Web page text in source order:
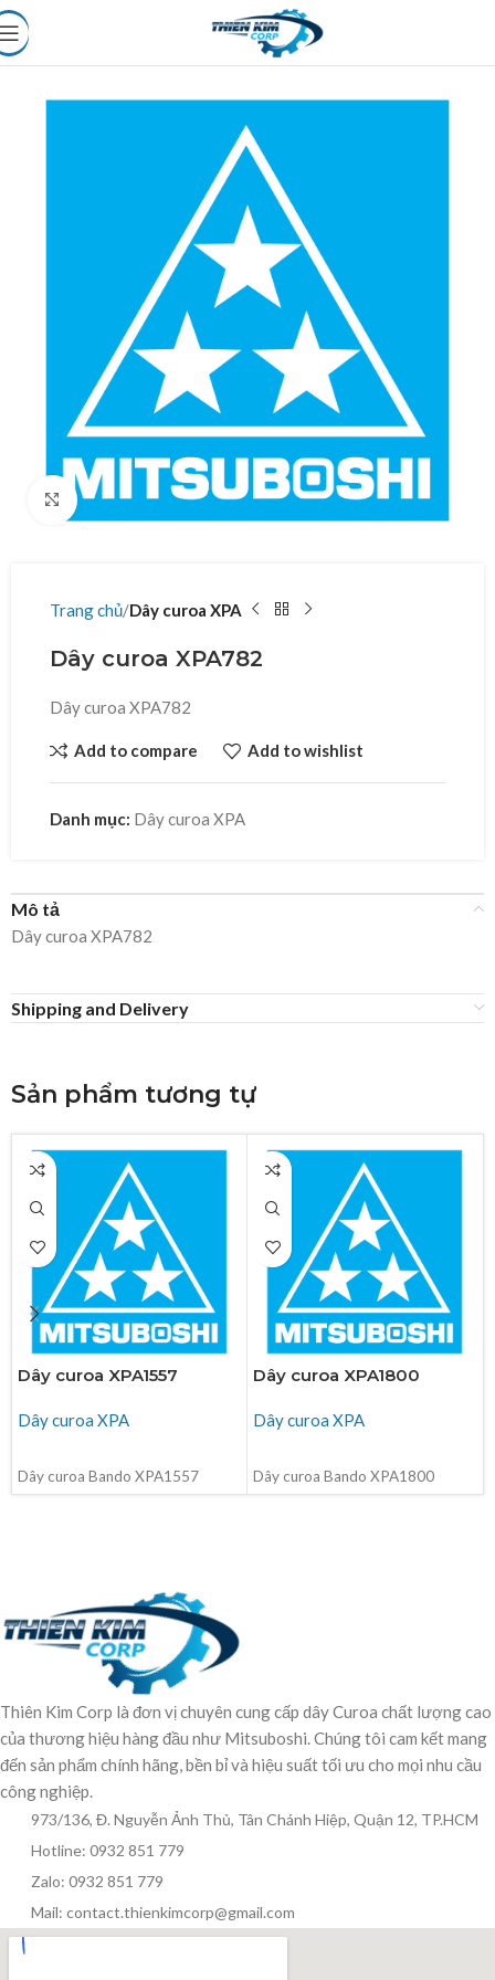
Click to enlarge
Trang chủ Dây curoa XPA
Dây curoa XPA782
Dây curoa XPA782
Add to compare Add to wishlist
Danh mục: Dây curoa XPA
Mô tả
Dây curoa XPA782
Shipping and Delivery
Sản phẩm tương tự
Dây curoa XPA1557
Dây curoa XPA
Dây curoa Bando XPA1557
Dây curoa XPA1800
Dây curoa XPA
Dây curoa Bando XPA1800
Thiên Kim Corp là đơn vị chuyên cung cấp dây Curoa chất lượng cao
của thương hiệu hàng đầu như Mitsuboshi. Chúng tôi cam kết mang
đến sản phẩm chính hãng, bền bỉ và hiệu suất tối ưu cho mọi nhu cầu
công nghiệp.
973/136, Đ. Nguyễn Ảnh Thủ, Tân Chánh Hiệp, Quận 12, TP.HCM
Hotline: 0932 851 779
Zalo: 0932 851 779
Mail: contact.thienkimcorp@gmail.com